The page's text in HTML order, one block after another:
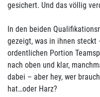
gesichert. Und das völlig
In den beiden
gezeigt, was in ihnen steckt
ordentlichen Portion
nach oben und klar,
dabei – aber hey, wer
hat…oder Harz?